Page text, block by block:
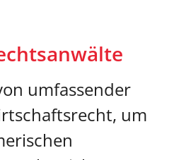
umfassender
um